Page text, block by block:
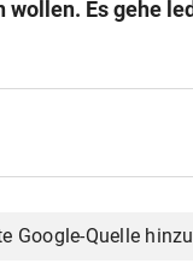
Es gehe
Google-Quelle